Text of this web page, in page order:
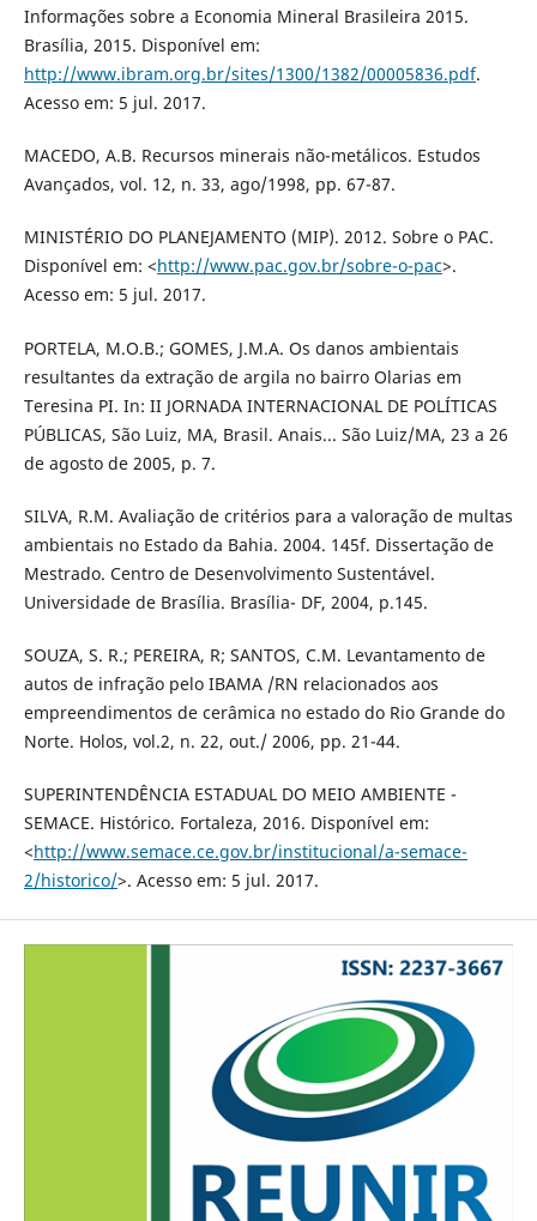
Informações sobre a Economia Mineral Brasileira 2015.
Brasília, 2015. Disponível em:
http://www.ibram.org.br/sites/1300/1382/00005836.pdf.
Acesso em: 5 jul. 2017.
MACEDO, A.B. Recursos minerais não-metálicos. Estudos
Avançados, vol. 12, n. 33, ago/1998, pp. 67-87.
MINISTÉRIO DO PLANEJAMENTO (MIP). 2012. Sobre o PAC.
Disponível em: <http://www.pac.gov.br/sobre-o-pac>.
Acesso em: 5 jul. 2017.
PORTELA, M.O.B.; GOMES, J.M.A. Os danos ambientais
resultantes da extração de argila no bairro Olarias em
Teresina PI. In: II JORNADA INTERNACIONAL DE POLÍTICAS
PÚBLICAS, São Luiz, MA, Brasil. Anais... São Luiz/MA, 23 a 26
de agosto de 2005, p. 7.
SILVA, R.M. Avaliação de critérios para a valoração de multas
ambientais no Estado da Bahia. 2004. 145f. Dissertação de
Mestrado. Centro de Desenvolvimento Sustentável.
Universidade de Brasília. Brasília- DF, 2004, p.145.
SOUZA, S. R.; PEREIRA, R; SANTOS, C.M. Levantamento de
autos de infração pelo IBAMA /RN relacionados aos
empreendimentos de cerâmica no estado do Rio Grande do
Norte. Holos, vol.2, n. 22, out./ 2006, pp. 21-44.
SUPERINTENDÊNCIA ESTADUAL DO MEIO AMBIENTE -
SEMACE. Histórico. Fortaleza, 2016. Disponível em:
<http://www.semace.ce.gov.br/institucional/a-semace-
2/historico/>. Acesso em: 5 jul. 2017.